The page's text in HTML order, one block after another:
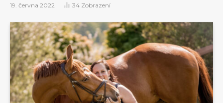
19. června 2022 34 Zobrazení